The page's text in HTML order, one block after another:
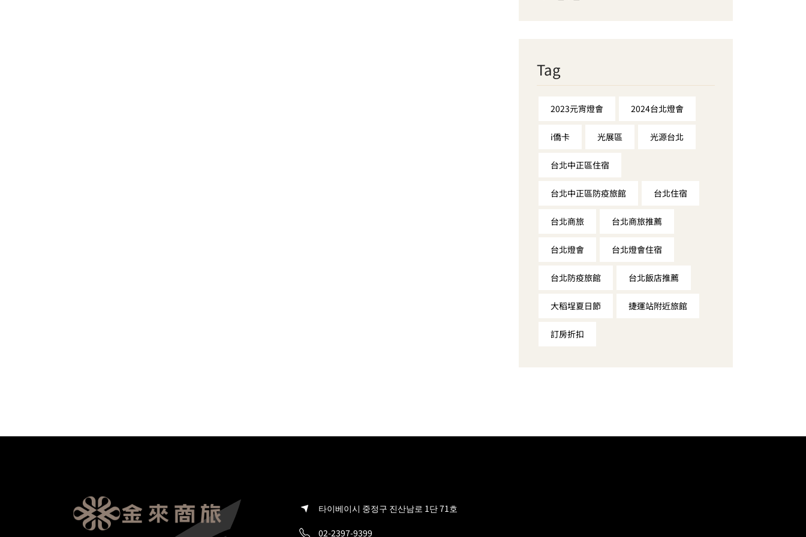
Tag
2023元宵燈會 2024台北燈會
i僑卡 光展區 光源台北
台北中正區住宿
台北中正區防疫旅館 台北住宿
台北商旅 台北商旅推薦
台北燈會 台北燈會住宿
台北防疫旅館 台北飯店推薦
大稻埕夏日節 捷運站附近旅館
訂房折扣
타이베이시 중정구 진산남로 1단 71호
02-2397-9399